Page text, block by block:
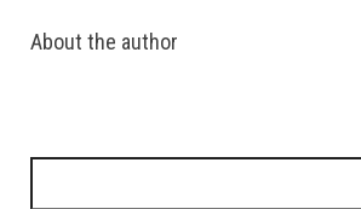
About the author